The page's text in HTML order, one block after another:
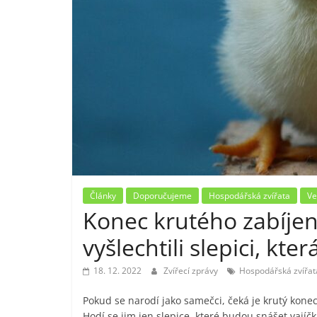
Články Doporučujeme Hospodářská zvířata
Konec krutého
vyšlechtili slepici,
18. 12. 2022 Zvířecí zprávy Hospodářská
Pokud se narodí jako samečci, čeká je krutý